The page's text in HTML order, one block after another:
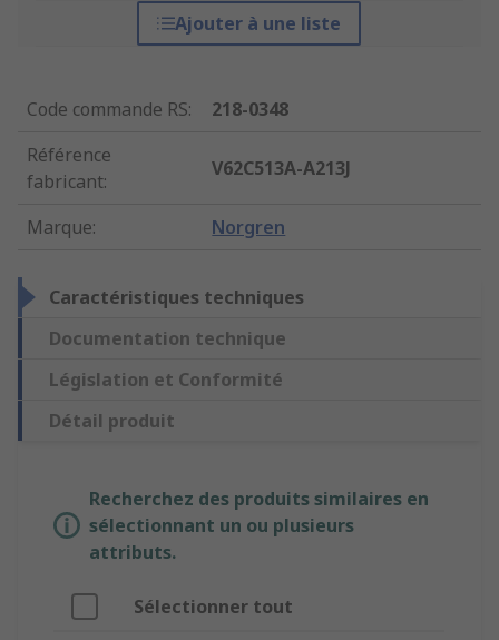
Ajouter à une liste
Code commande RS:
218-0348
Référence
fabricant:
V62C513A-A213J
Marque: Norgren
Caractéristiques techniques
Documentation technique
Législation et Conformité
Détail produit
Recherchez des produits similaires en
sélectionnant un ou plusieurs
attributs.
Sélectionner tout